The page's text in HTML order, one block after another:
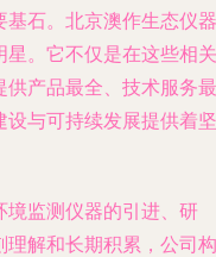
石。北京澳作生态仪器
。它不仅是在这些相关
产品最全、技术服务最
与可持续发展提供着坚
境监测仪器的引进、研
解和长期积累，公司构